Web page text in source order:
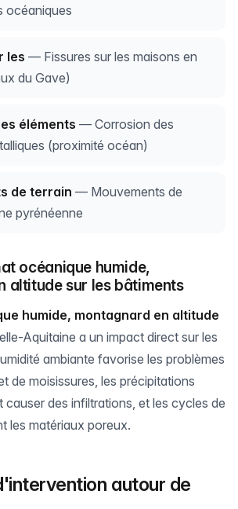
océaniques
les — Fissures sur les maisons en
du Gave)
éléments — Corrosion des
(proximité océan)
de terrain — Mouvements de
pyrénéenne
océanique humide,
altitude sur les bâtiments
humide, montagnard en altitude
Aquitaine a un impact direct sur les
ambiante favorise les problèmes
de moisissures, les précipitations
causer des infiltrations, et les cycles de
les matériaux poreux.
autour de